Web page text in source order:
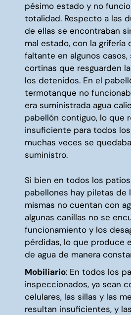
pésimo estado y no
totalidad. Respecto a las
de ellas se encontraban
mal estado, con la grifería
faltante en algunos
cortinas que resguarden
los detenidos. En el
termotanque no
era suministrada agua
pabellón contiguo, lo que
insuficiente para todos
muchas veces se
suministro.
Si bien en todos los
pabellones hay piletas de
mismas no cuentan con
algunas canillas no se
funcionamiento y los
pérdidas, lo que produce
de agua de manera
Mobiliario: En todos los
inspeccionados, ya sean
celulares, las sillas y las
resultan insuficientes, y